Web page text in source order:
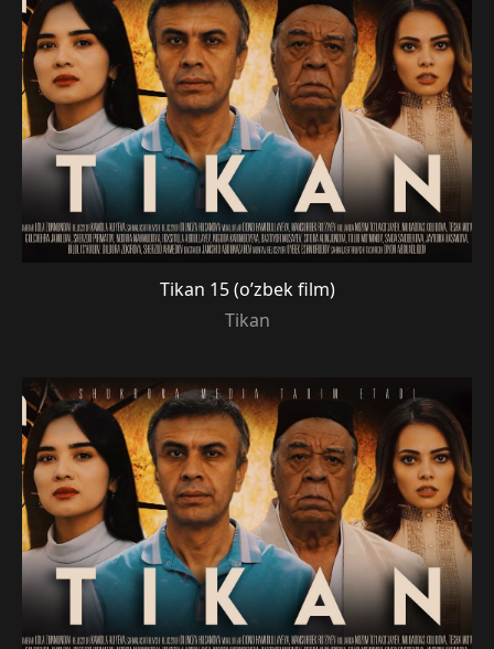
Tikan 15 (o’zbek film)
Tikan